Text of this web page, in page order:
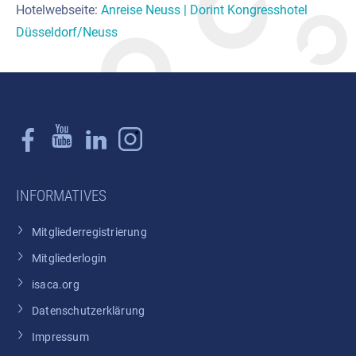
Hotelwebseite: Anreise Neuss | Dorint Kongresshotel
Düsseldorf/Neuss
INFORMATIVES
Mitgliederregistrierung
Mitgliederlogin
isaca.org
Datenschutzerklärung
Impressum